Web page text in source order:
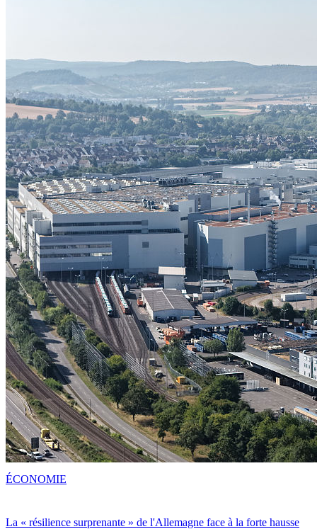
La « résilience surprenante » de l'Allemagne face à la forte hausse
ÉCONOMIE